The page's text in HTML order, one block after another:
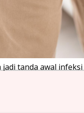
tanda awal